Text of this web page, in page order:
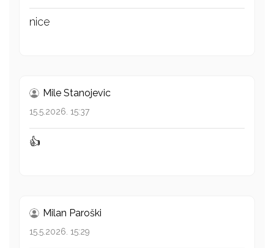
nice
Mile Stanojevic
15.5.2026. 15:37
👍
Milan Paroški
15.5.2026. 15:29